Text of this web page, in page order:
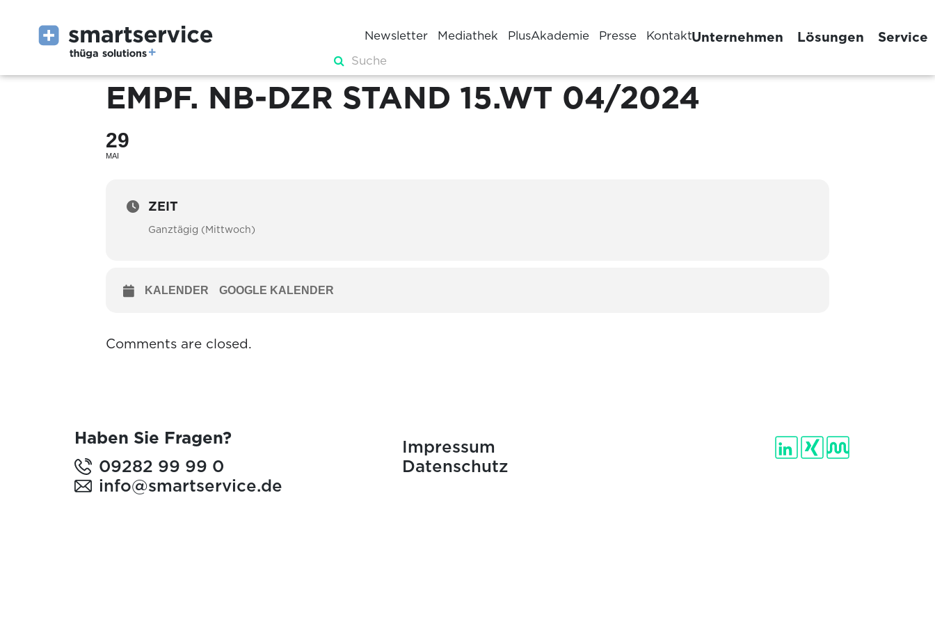
Newsletter Mediathek PlusAkademie Presse KontaktUnternehmen Lösungen Service
EMPF. NB-DZR STAND 15.WT 04/2024
29
MAI
ZEIT
Ganztägig (Mittwoch)
KALENDER GOOGLE KALENDER
Comments are closed.
Haben Sie Fragen?
09282 99 99 0
info@smartservice.de
Impressum
Datenschutz